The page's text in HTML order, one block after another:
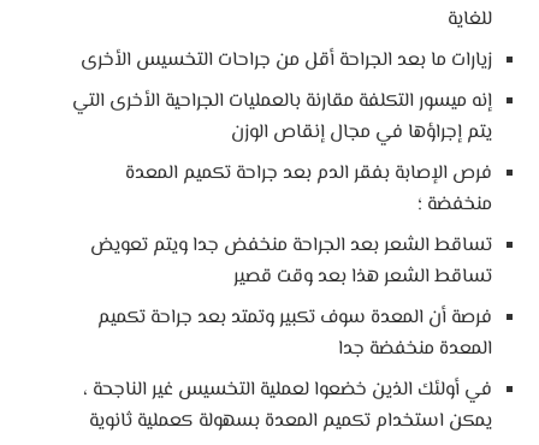
للغاية
زيارات ما بعد الجراحة أقل من جراحات التخسيس الأخرى
إنه ميسور التكلفة مقارنة بالعمليات الجراحية الأخرى التي
يتم إجراؤها في مجال إنقاص الوزن
فرص الإصابة بفقر الدم بعد جراحة تكميم المعدة
منخفضة ؛
تساقط الشعر بعد الجراحة منخفض جدا ويتم تعويض
تساقط الشعر هذا بعد وقت قصير
فرصة أن المعدة سوف تكبير وتمتد بعد جراحة تكميم
المعدة منخفضة جدا
في أولئك الذين خضعوا لعملية التخسيس غير الناجحة ،
يمكن استخدام تكميم المعدة بسهولة كعملية ثانوية